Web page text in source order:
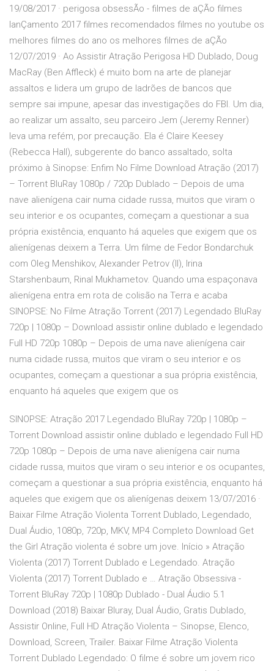
19/08/2017 · perigosa obsessÃo - filmes de aÇÃo filmes
lanÇamento 2017 filmes recomendados filmes no youtube os
melhores filmes do ano os melhores filmes de aÇÃo
12/07/2019 · Ao Assistir Atração Perigosa HD Dublado, Doug
MacRay (Ben Affleck) é muito bom na arte de planejar
assaltos e lidera um grupo de ladrões de bancos que
sempre sai impune, apesar das investigações do FBI. Um dia,
ao realizar um assalto, seu parceiro Jem (Jeremy Renner)
leva uma refém, por precaução. Ela é Claire Keesey
(Rebecca Hall), subgerente do banco assaltado, solta
próximo à Sinopse: Enfim No Filme Download Atração (2017)
– Torrent BluRay 1080p / 720p Dublado – Depois de uma
nave alienígena cair numa cidade russa, muitos que viram o
seu interior e os ocupantes, começam a questionar a sua
própria existência, enquanto há aqueles que exigem que os
alienígenas deixem a Terra. Um filme de Fedor Bondarchuk
com Oleg Menshikov, Alexander Petrov (II), Irina
Starshenbaum, Rinal Mukhametov. Quando uma espaçonava
alienígena entra em rota de colisão na Terra e acaba
SINOPSE: No Filme Atração Torrent (2017) Legendado BluRay
720p | 1080p – Download assistir online dublado e legendado
Full HD 720p 1080p – Depois de uma nave alienígena cair
numa cidade russa, muitos que viram o seu interior e os
ocupantes, começam a questionar a sua própria existência,
enquanto há aqueles que exigem que os
SINOPSE: Atração 2017 Legendado BluRay 720p | 1080p –
Torrent Download assistir online dublado e legendado Full HD
720p 1080p – Depois de uma nave alienígena cair numa
cidade russa, muitos que viram o seu interior e os ocupantes,
começam a questionar a sua própria existência, enquanto há
aqueles que exigem que os alienígenas deixem 13/07/2016 ·
Baixar Filme Atração Violenta Torrent Dublado, Legendado,
Dual Áudio, 1080p, 720p, MKV, MP4 Completo Download Get
the Girl Atração violenta é sobre um jove. Início » Atração
Violenta (2017) Torrent Dublado e Legendado. Atração
Violenta (2017) Torrent Dublado e … Atração Obsessiva -
Torrent BluRay 720p | 1080p Dublado - Dual Áudio 5.1
Download (2018) Baixar Bluray, Dual Áudio, Gratis Dublado,
Assistir Online, Full HD Atração Violenta – Sinopse, Elenco,
Download, Screen, Trailer. Baixar Filme Atração Violenta
Torrent Dublado Legendado: O filme é sobre um jovem rico